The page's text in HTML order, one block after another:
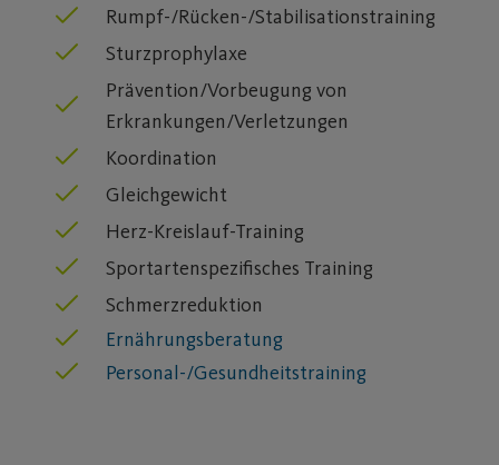
Rumpf-/Rücken-/Stabilisationstraining
Sturzprophylaxe
Prävention/Vorbeugung von
Erkrankungen/Verletzungen
Koordination
Gleichgewicht
Herz-Kreislauf-Training
Sportartenspezifisches Training
Schmerzreduktion
Ernährungsberatung
Personal-/Gesundheitstraining